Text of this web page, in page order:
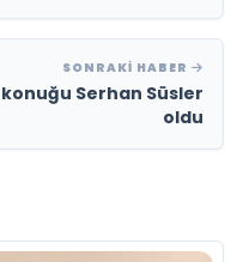
SONRAKI HABER
Serhan Süsler
oldu